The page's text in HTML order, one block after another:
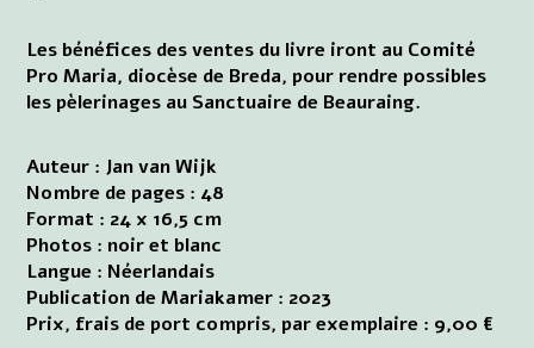
Les bénéfices des ventes du livre iront au Comité
Pro Maria, diocèse de Breda, pour rendre possibles
les pèlerinages au Sanctuaire de Beauraing.
Auteur : Jan van Wijk
Nombre de pages : 48
Format : 24 x 16,5 cm
Photos : noir et blanc
Langue : Néerlandais
Publication de Mariakamer : 2023
Prix, frais de port compris, par exemplaire : 9,00 €